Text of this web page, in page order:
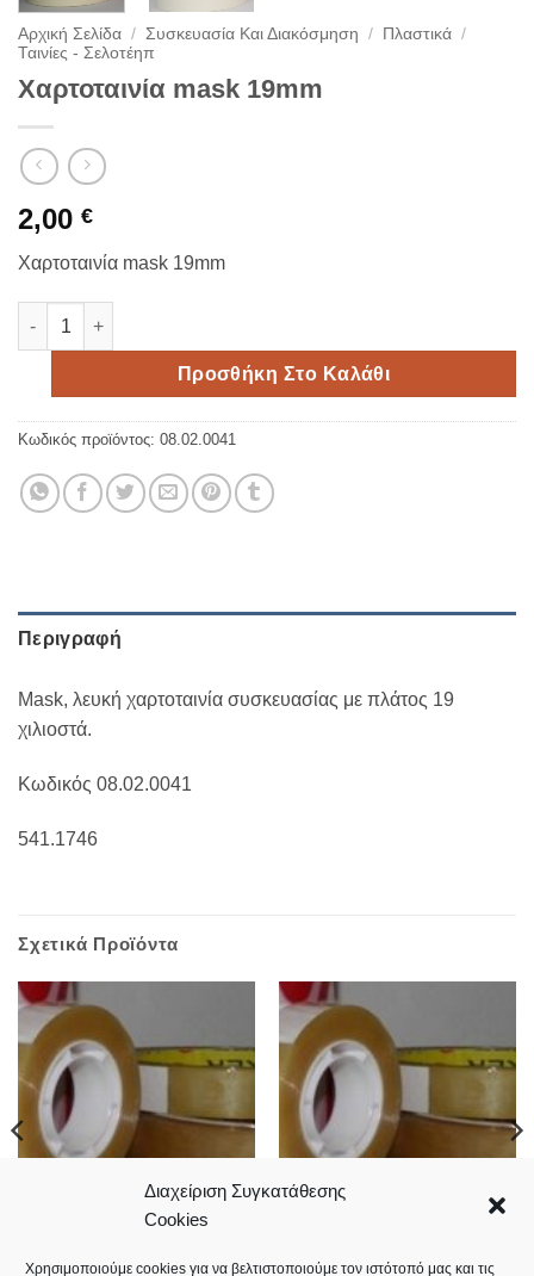
Διαχείριση Συγκατάθεσης
Cookies
Χρησιμοποιούμε cookies για να βελτιστοποιούμε τον ιστότοπό μας και τις
Αρχική Σελίδα / Συσκευασία Και Διακόσμηση / Πλαστικά /
Ταινίες - Σελοτέηπ
Χαρτοταινία mask 19mm
2,00 €
Χαρτοταινία mask 19mm
Χαρτοταινία mask 19mm ποσότητα
Προσθήκη Στο Καλάθι
Κωδικός προϊόντος: 08.02.0041
Περιγραφή
Mask, λευκή χαρτοταινία συσκευασίας με πλάτος 19
χιλιοστά.
Κωδικός 08.02.0041
541.1746
Σχετικά Προϊόντα
1,80€
9,90€